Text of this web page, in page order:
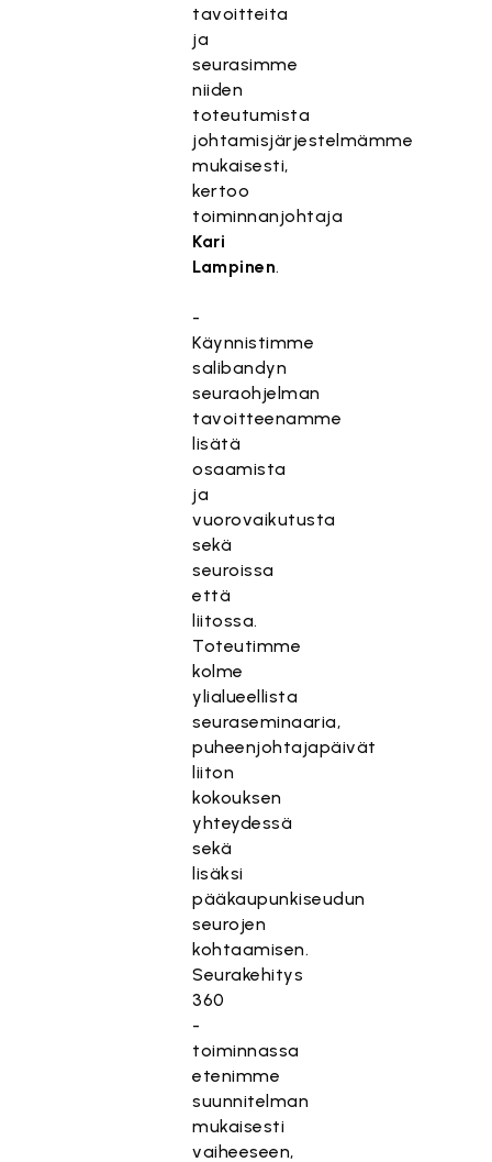
tavoitteita
ja
seurasimme
niiden
toteutumista
johtamisjärjestelmämme
mukaisesti,
kertoo
toiminnanjohtaja
Kari
Lampinen.
-
Käynnistimme
salibandyn
seuraohjelman
tavoitteenamme
lisätä
osaamista
ja
vuorovaikutusta
sekä
seuroissa
että
liitossa.
Toteutimme
kolme
ylialueellista
seuraseminaaria,
puheenjohtajapäivät
liiton
kokouksen
yhteydessä
sekä
lisäksi
pääkaupunkiseudun
seurojen
kohtaamisen.
Seurakehitys
360
-
toiminnassa
etenimme
suunnitelman
mukaisesti
vaiheeseen,